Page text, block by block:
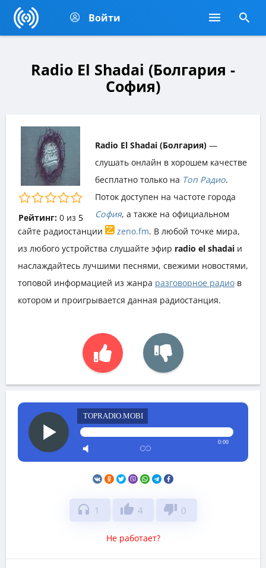
Войти
Radio El Shadai (Болгария -
София)
Рейтинг: 0из 5
Radio El Shadai (Болгария) —
слушать онлайн в хорошем качестве
бесплатно только на Топ Радио.
Поток доступен на частоте города
София, а также на официальном
сайте радиостанции
zeno.fm. В любой точке мира,
из любого устройства слушайте эфир radio el shadai и
наслаждайтесь лучшими песнями, свежими новостями,
топовой информацией из жанра разговорное радио в
котором и проигрывается данная радиостанция.
TOPRADIO.MOBI
0:00
headphones 1 thumb_up 4 thumb_down 0
Не работает?